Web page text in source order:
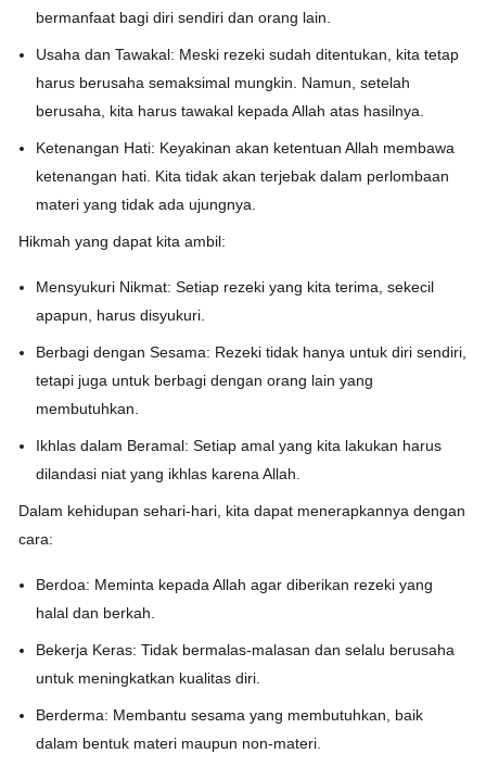
bermanfaat bagi diri sendiri dan orang lain.
Usaha dan Tawakal: Meski rezeki sudah ditentukan, kita tetap
harus berusaha semaksimal mungkin. Namun, setelah
berusaha, kita harus tawakal kepada Allah atas hasilnya.
Ketenangan Hati: Keyakinan akan ketentuan Allah membawa
ketenangan hati. Kita tidak akan terjebak dalam perlombaan
materi yang tidak ada ujungnya.
Hikmah yang dapat kita ambil:
Mensyukuri Nikmat: Setiap rezeki yang kita terima, sekecil
apapun, harus disyukuri.
Berbagi dengan Sesama: Rezeki tidak hanya untuk diri sendiri,
tetapi juga untuk berbagi dengan orang lain yang
membutuhkan.
Ikhlas dalam Beramal: Setiap amal yang kita lakukan harus
dilandasi niat yang ikhlas karena Allah.
Dalam kehidupan sehari-hari, kita dapat menerapkannya dengan
cara:
Berdoa: Meminta kepada Allah agar diberikan rezeki yang
halal dan berkah.
Bekerja Keras: Tidak bermalas-malasan dan selalu berusaha
untuk meningkatkan kualitas diri.
Berderma: Membantu sesama yang membutuhkan, baik
dalam bentuk materi maupun non-materi.